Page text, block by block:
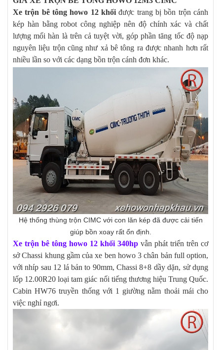
Xe trộn bê tông howo 12 khối được trang bị bồn trộn cánh
kép hàn bằng robot công nghiệp nên độ chính xác và chất
lượng mối hàn là trên cả tuyệt vời, góp phần tăng tốc độ nạp
nguyên liệu trộn cũng như xả bê tông ra được nhanh hơn rất
nhiều lần so với các dạng bồn trộn cánh đơn khác.
Hệ thống thùng trộn CIMC với con lăn kép đã được cải tiến
giúp bồn xoay rất ổn định.
Xe trộn bê tông howo 12 khối 340hp vẫn phát triển trên cơ
sở Chassi khung gầm của xe ben howo 3 chân bản full option,
với nhíp sau 12 lá bản to 90mm, Chassi 8+8 dầy dặn, sử dụng
lốp 12.00R20 loại tam giác nối tiếng thương hiệu Trung Quốc.
Cabin HW76 truyền thống với 1 giường nằm thoải mái cho
việc nghỉ ngơi.